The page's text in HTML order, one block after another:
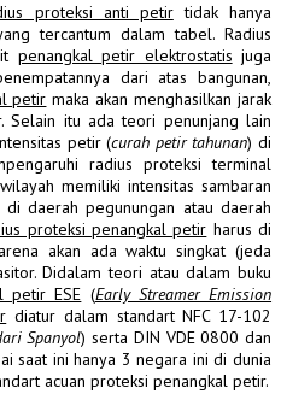
proteksi anti petirtidak hanya
tercantum dalam tabel. Radius
penangkal petir elektrostatis juga
dari atas bangunan,
petir maka akan menghasilkan jarak
Selain itu ada teori penunjang lain
petir (curah petir tahunan) di
radius proteksi terminal
memiliki intensitas sambaran
daerah pegunungan atau daerah
proteksi penangkal petir harus di
akan ada waktu singkat (jeda
Didalam teori atau dalam buku
petir ESE (Early Streamer Emission
diatur dalam standart NFC 17-102
Spanyol) serta DIN VDE 0800 dan
saat ini hanya 3 negara ini di dunia
acuan proteksi penangkal petir.